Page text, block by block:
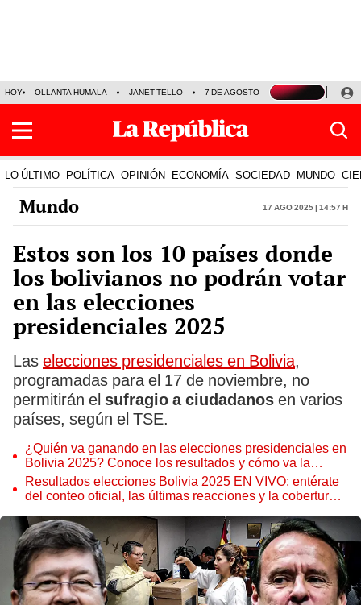
HOY OLLANTA HUMALA JANET TELLO 7 DE AGOSTO TINKA RESULTADOS
LO ÚLTIMO POLÍTICA OPINIÓN ECONOMÍA SOCIEDAD MUNDO
Mundo 17 Ago 2025 | 14:57 h
Estos son los 10 países donde
los bolivianos no podrán votar
en las elecciones
presidenciales 2025
Las elecciones presidenciales en Bolivia,
programadas para el 17 de noviembre, no
permitirán el sufragio a ciudadanos en varios
países, según el TSE.
¿Quién va ganando en las elecciones presidenciales en
Bolivia 2025? Conoce los resultados y cómo va la
contienda este 17 de agosto
Resultados elecciones Bolivia 2025 EN VIVO: entérate
del conteo oficial, las últimas reacciones y la cobertura